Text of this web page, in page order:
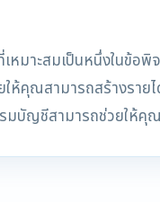
หมาะสมเป็นหนึ่งในข้อ
ห้คุณสามารถสร้างราย
รมบัญชีสามารถช่วยให้